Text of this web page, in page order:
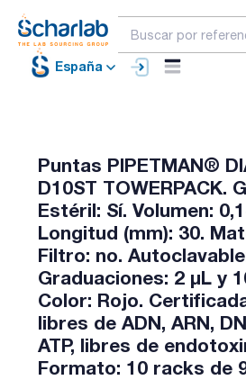
España
Puntas PIPETMAN®
D10ST TOWERPACK.
Estéril: Sí. Volumen:
Longitud (mm): 30.
Filtro: no.
Graduaciones: 2 µL y
Color: Rojo.
libres de ADN, ARN,
ATP, libres de
Formato: 10 racks de